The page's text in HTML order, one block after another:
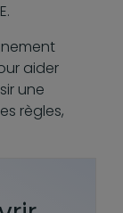
aider
une
règles,